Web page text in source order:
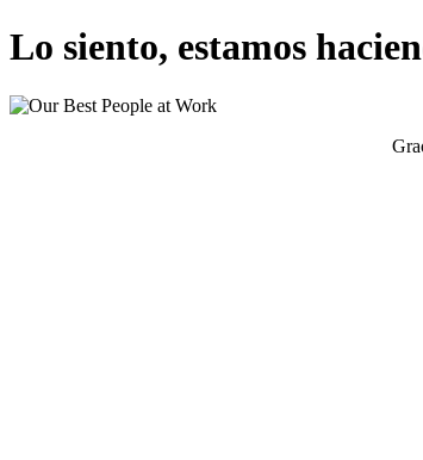
Lo siento, estamos